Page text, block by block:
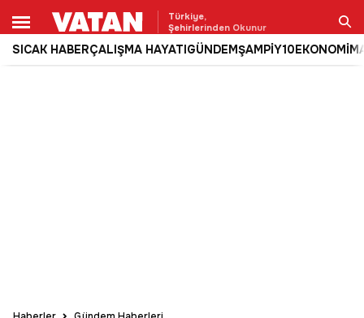
Türkiye,
Şehirlerinden Okunur
SICAK HABERÇALIŞMA HAYATIGÜNDEMŞAMPİY10EKONOMİ
Ara